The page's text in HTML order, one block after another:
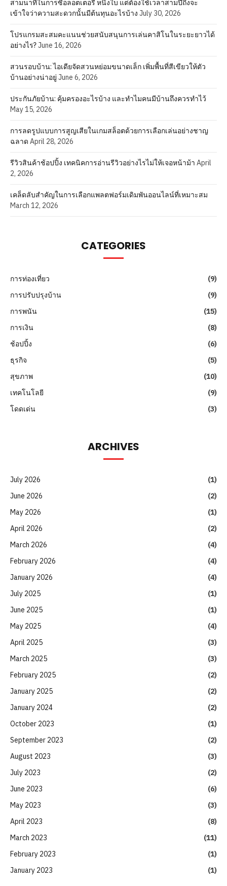
สามนาทีในการซื้อลอตเตอรี่ หนึ่งใบ แต่ต้องใช้เวลาสามปีถึงจะ
เข้าใจว่าความสะดวกนั้นมีต้นทุนอะไรบ้าง July 30, 2026
โปรแกรมสะสมคะแนนช่วยสนับสนุนการเล่นคาสิโนในระยะยาวได้
อย่างไร?June 16, 2026
สวนรอบบ้าน: ไอเดียจัดสวนหย่อมขนาดเล็ก เพิ่มพื้นที่สีเขียวให้ตัว
บ้านอย่างน่าอยู่ June 6, 2026
ประกันภัยบ้าน: คุ้มครองอะไรบ้าง และทำไมคนมีบ้านถึงควรทำไว้
May 15, 2026
การลดรูปแบบการสูญเสียในเกมสล็อตด้วยการเลือกเล่นอย่างชาญ
ฉลาด April 28, 2026
รีวิวสินค้าช้อปปิ้ง เทคนิคการอ่านรีวิวอย่างไรไม่ให้เจอหน้าม้า April
2, 2026
เคล็ดลับสำคัญในการเลือกแพลตฟอร์มเดิมพันออนไลน์ที่เหมาะสม
March 12, 2026
CATEGORIES
การท่องเที่ยว
(9)
การปรับปรุงบ้าน
(9)
การพนัน
(15)
การเงิน
(8)
ช้อปปิ้ง
(6)
ธุรกิจ
(5)
สุขภาพ
(10)
เทคโนโลยี
(9)
โดดเด่น
(3)
ARCHIVES
July 2026
(1)
June 2026
(2)
May 2026
(1)
April 2026
(2)
March 2026
(4)
February 2026
(4)
January 2026
(4)
July 2025
(1)
June 2025
(1)
May 2025
(4)
April 2025
(3)
March 2025
(3)
February 2025
(2)
January 2025
(2)
January 2024
(2)
October 2023
(1)
September 2023
(2)
August 2023
(3)
July 2023
(2)
June 2023
(6)
May 2023
(3)
April 2023
(8)
March 2023
(11)
February 2023
(1)
January 2023
(1)